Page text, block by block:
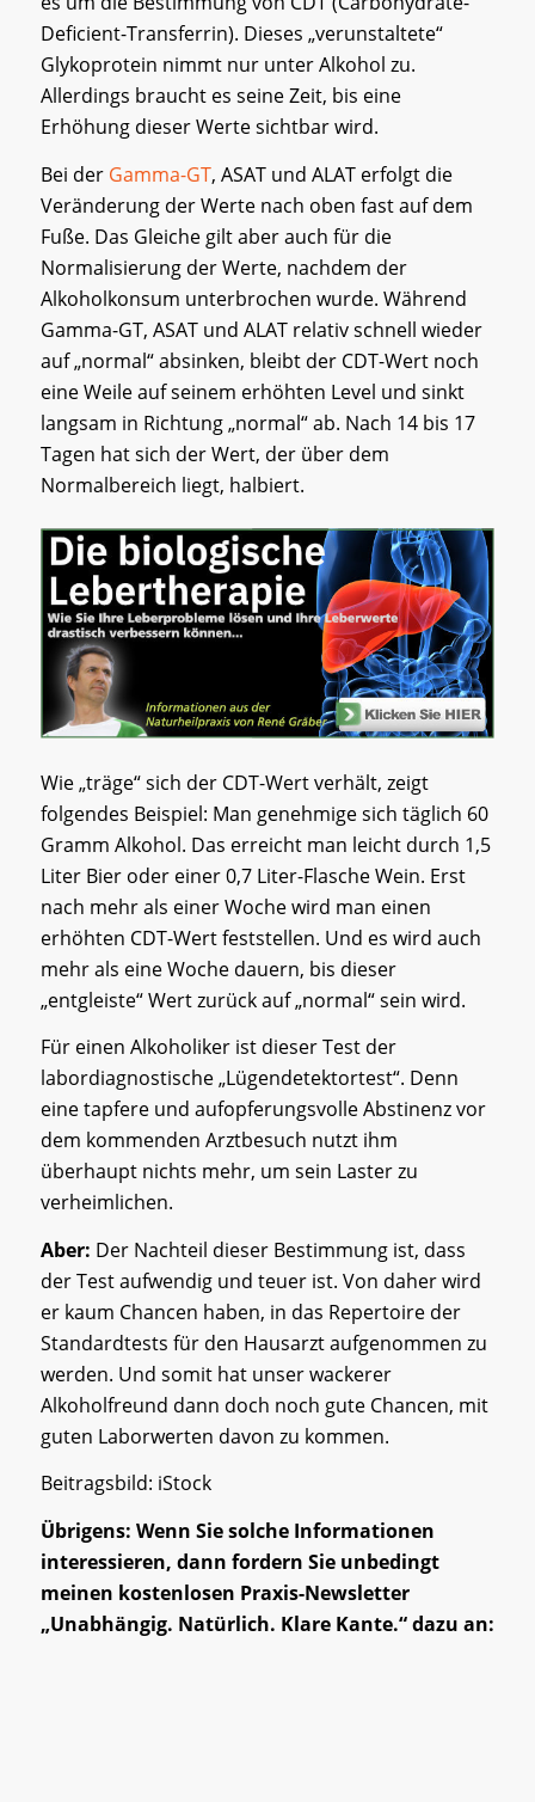
Deficient-Transferrin). Dieses „verunstaltete“
Glykoprotein nimmt nur unter Alkohol zu.
Allerdings braucht es seine Zeit, bis eine
Erhöhung dieser Werte sichtbar wird.
Bei der Gamma-GT, ASAT und ALAT erfolgt die
Veränderung der Werte nach oben fast auf dem
Fuße. Das Gleiche gilt aber auch für die
Normalisierung der Werte, nachdem der
Alkoholkonsum unterbrochen wurde. Während
Gamma-GT, ASAT und ALAT relativ schnell wieder
auf „normal“ absinken, bleibt der CDT-Wert noch
eine Weile auf seinem erhöhten Level und sinkt
langsam in Richtung „normal“ ab. Nach 14 bis 17
Tagen hat sich der Wert, der über dem
Normalbereich liegt, halbiert.
Wie „träge“ sich der CDT-Wert verhält, zeigt
folgendes Beispiel: Man genehmige sich täglich 60
Gramm Alkohol. Das erreicht man leicht durch 1,5
Liter Bier oder einer 0,7 Liter-Flasche Wein. Erst
nach mehr als einer Woche wird man einen
erhöhten CDT-Wert feststellen. Und es wird auch
mehr als eine Woche dauern, bis dieser
„entgleiste“ Wert zurück auf „normal“ sein wird.
Für einen Alkoholiker ist dieser Test der
labordiagnostische „Lügendetektortest“. Denn
eine tapfere und aufopferungsvolle Abstinenz vor
dem kommenden Arztbesuch nutzt ihm
überhaupt nichts mehr, um sein Laster zu
verheimlichen.
Aber: Der Nachteil dieser Bestimmung ist, dass
der Test aufwendig und teuer ist. Von daher wird
er kaum Chancen haben, in das Repertoire der
Standardtests für den Hausarzt aufgenommen zu
werden. Und somit hat unser wackerer
Alkoholfreund dann doch noch gute Chancen, mit
guten Laborwerten davon zu kommen.
Beitragsbild: iStock
Übrigens: Wenn Sie solche Informationen
interessieren, dann fordern Sie unbedingt
meinen kostenlosen Praxis-Newsletter
„Unabhängig. Natürlich. Klare Kante.“ dazu an: